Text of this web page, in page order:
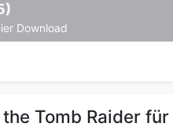
Download
the Tomb Raider